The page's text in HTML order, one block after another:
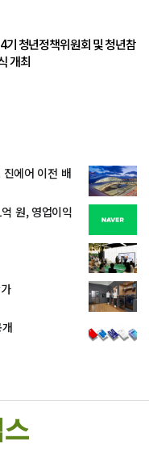
기 청년정책위원회 및 청년참
개최
에어 이전 배
원, 영업이익